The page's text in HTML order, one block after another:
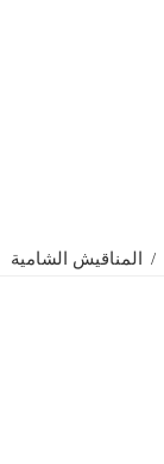
/ المناقيش الشامية